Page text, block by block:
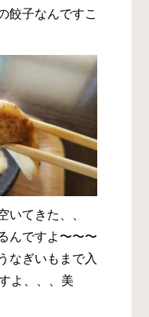
餃子なんですこ
いてきた、、
んですよ〜〜〜
なぎいもまで入
よ、、、美